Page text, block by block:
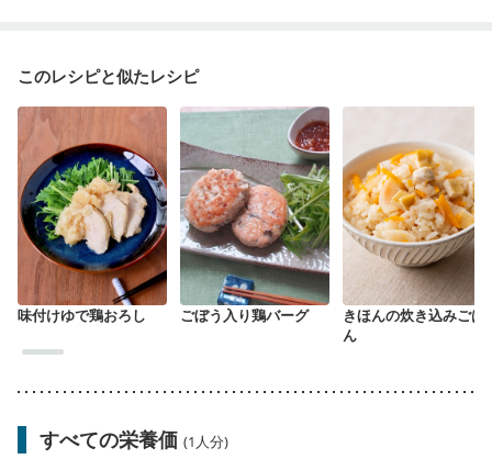
このレシピと似たレシピ
味付けゆで鶏おろし ごぼう入り鶏バーグ
きほんの炊き込みごは
ん
すべての栄養価 (1人分)